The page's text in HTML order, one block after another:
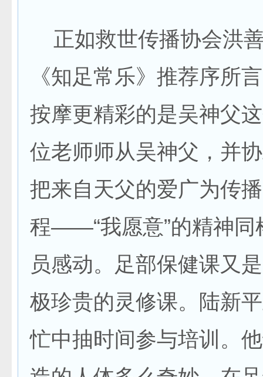
正如救世传播协会洪
《知足常乐》推荐序所
按摩更精彩的是吴神父
位老师师从吴神父，并
把来自天父的爱广为传
程——“我愿意”的精神同
员感动。足部保健课又
极珍贵的灵修课。陆新
忙中抽时间参与培训。